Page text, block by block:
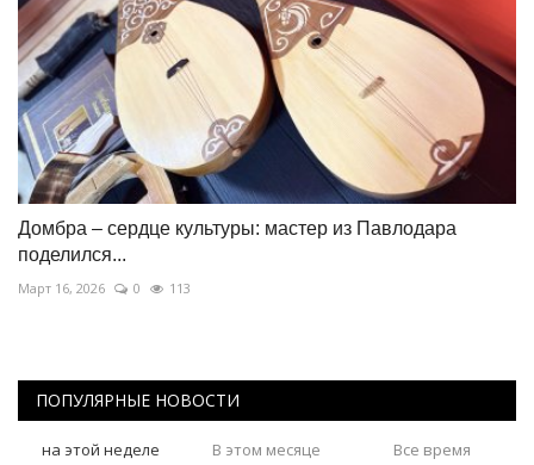
Домбра – сердце культуры: мастер из Павлодара
поделился...
Март 16, 2026 0 113
ПОПУЛЯРНЫЕ НОВОСТИ
на этой неделе В этом месяце Все время